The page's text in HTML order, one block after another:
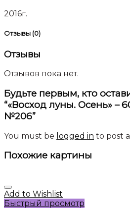
2016г.
Отзывы (0)
Отзывы
Отзывов пока нет.
Будьте первым, кто
“«Восход луны. Осень» –
№206”
You must be logged in to post
Похожие картины
Add to Wishlist
Быстрый просмотр